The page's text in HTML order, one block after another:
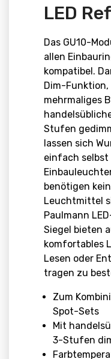
LED
Das GU10-
allen
kompatibel.
Dim-
mehrmaliges
Stufen
lassen sich
einfach selbst
benötigen
Leuchtmittel
Paulmann
Siegel bieten
komfortables
Lesen oder
tragen zu
Zum
Spot-Sets
Mit
3-Stufen